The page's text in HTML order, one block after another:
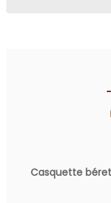
Casquette